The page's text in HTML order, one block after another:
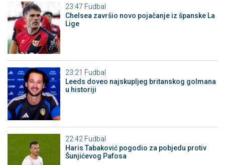
23:47 Fudbal
Chelsea završio novo pojačanje iz španske La
Lige
23:21 Fudbal
Leeds doveo najskupljeg britanskog golmana
u historiji
22:42 Fudbal
Haris Tabaković pogodio za pobjedu protiv
Šunjićevog Pafosa